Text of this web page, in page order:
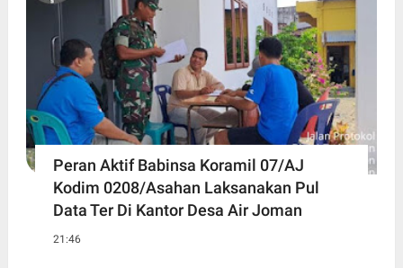
Peran Aktif Babinsa Koramil 07/AJ
Kodim 0208/Asahan Laksanakan Pul
Data Ter Di Kantor Desa Air Joman
21:46